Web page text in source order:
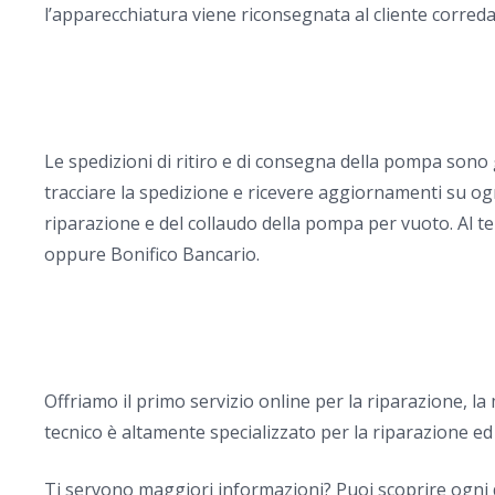
l’apparecchiatura viene riconsegnata al cliente
Le spedizioni di ritiro e di consegna della pompa
tracciare la spedizione e ricevere aggiornamenti su
riparazione e del collaudo della pompa per vuoto. Al
oppure Bonifico Bancario.
Offriamo il primo servizio online per la riparazione,
tecnico è altamente specializzato per la riparazione
Ti servono maggiori informazioni? Puoi scoprire